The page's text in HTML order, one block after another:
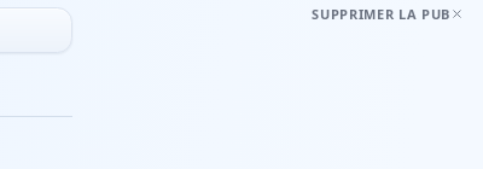
SUPPRIMER LA PUB